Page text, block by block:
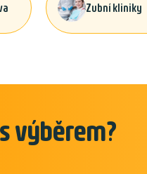
Zubní kliniky
výběrem?